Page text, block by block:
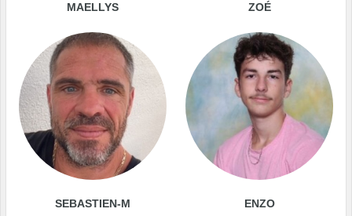
MAELLYS ZOÉ
SEBASTIEN-M ENZO